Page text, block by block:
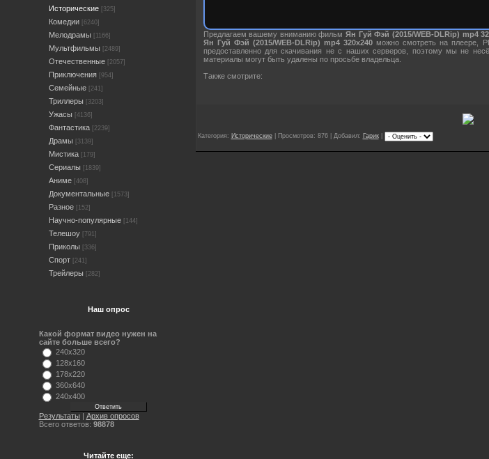
Исторические [325]
Комедии [6240]
Мелодрамы [1166]
Мультфильмы [2489]
Отечественные [2057]
Приключения [954]
Семейные [241]
Триллеры [3203]
Ужасы [4136]
Фантастика [2239]
Драмы [3139]
Мистика [179]
Сериалы [1839]
Аниме [408]
Документальные [1573]
Разное [152]
Научно-популярные [144]
Телешоу [791]
Приколы [336]
Спорт [241]
Трейлеры [282]
Наш опрос
Какой формат видео нужен на
сайте больше всего?
240x320
128x160
178x220
360x640
240x400
Результаты | Архив опросов
Всего ответов: 98878
Читайте еще:
Предлагаем вашему вниманию фильмЯн Гуй Фэй (2015/WEB-DLRip) mp4
Ян Гуй Фэй (2015/WEB-DLRip) mp4 320х240 можно смотреть на плеере,
предоставленно для скачивания не с наших серверов, поэтому мы не
материалы могут быть удалены по просьбе владельца.
Также смотрите:
Категория: Исторические| Просмотров: 876 | Добавил: Гарик|